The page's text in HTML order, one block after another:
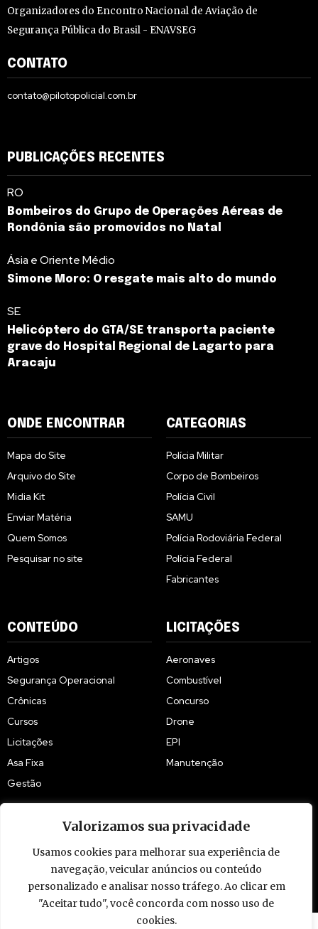
Valorizamos sua privacidade
Usamos cookies para melhorar sua experiência de
navegação, veicular anúncios ou conteúdo
personalizado e analisar nosso tráfego. Ao clicar em
"Aceitar tudo", você concorda com nosso uso de
cookies.
Organizadores do Encontro Nacional de Aviação de
Segurança Pública do Brasil - ENAVSEG
CONTATO
contato@pilotopolicial.com.br
PUBLICAÇÕES RECENTES
RO
Bombeiros do Grupo de Operações Aéreas de
Rondônia são promovidos no Natal
Ásia e Oriente Médio
Simone Moro: O resgate mais alto do mundo
SE
Helicóptero do GTA/SE transporta paciente
grave do Hospital Regional de Lagarto para
Aracaju
ONDE ENCONTRAR
Mapa do Site
Arquivo do Site
Midia Kit
Enviar Matéria
Quem Somos
Pesquisar no site
CATEGORIAS
Polícia Militar
Corpo de Bombeiros
Polícia Civil
SAMU
Polícia Rodoviária Federal
Polícia Federal
Fabricantes
CONTEÚDO
Artigos
Segurança Operacional
Crônicas
Cursos
Licitações
Asa Fixa
Gestão
LICITAÇÕES
Aeronaves
Combustível
Concurso
Drone
EPI
Manutenção
© 2009 - 2026 Piloto Policial. Todos os direitos reservados. Brasil.